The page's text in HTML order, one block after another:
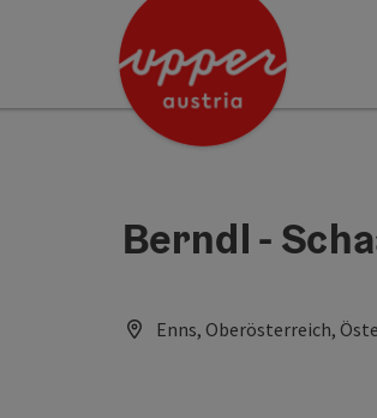
Accesskey
Accesskey
Berndl -
Enns, Oberösterreich,